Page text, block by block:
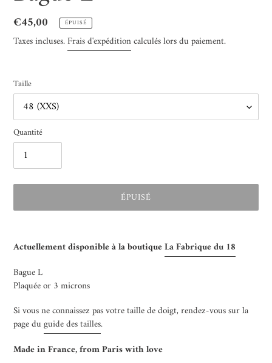
Prix
normal
€45,00 ÉPUISÉ
Taxes incluses.Frais d'expéditioncalculés lors du paiement.
Taille
Quantité
ÉPUISÉ
d'un
produit
à
votre
panier
Actuellement disponible à la boutiqueLa Fabrique du 18
Bague L
Plaquée or 3 microns
Si vous ne connaissez pas votre taille de doigt, rendez-vous sur la
page duguide des tailles.
Made in France, from Paris with love